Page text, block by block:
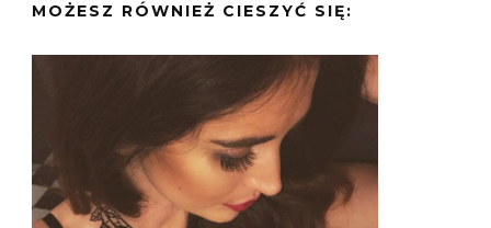
MOŻESZ RÓWNIEŻ CIESZYĆ SIĘ: